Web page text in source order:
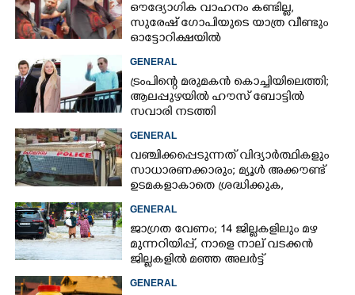
ഔദ്യോഗിക വാഹനം കണ്ടില്ല,
സുരേഷ് ഗോപിയുടെ യാത്ര വീണ്ടും
ഓട്ടോറിക്ഷയിൽ
GENERAL
ട്രംപിന്റെ മരുമകൻ കൊച്ചിയിലെത്തി;
ആലപ്പുഴയിൽ ഹൗസ് ബോട്ടിൽ
സവാരി നടത്തി
GENERAL
വഞ്ചിക്കപ്പെടുന്നത് വിദ്യാർത്ഥികളും
സാധാരണക്കാരും; മ്യൂൾ അക്കൗണ്ട്
ഉടമകളാകാതെ ശ്രദ്ധിക്കുക,
GENERAL
ജാഗ്രത വേണം; 14 ജില്ലകളിലും മഴ
മുന്നറിയിപ്പ്, നാളെ നാല് വടക്കൻ
ജില്ലകളിൽ മഞ്ഞ അലർട്ട്
GENERAL